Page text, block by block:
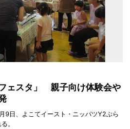
ェスタ」 親子向け体験会や
9日、よこてイースト・ニッパツY2ぷら
。